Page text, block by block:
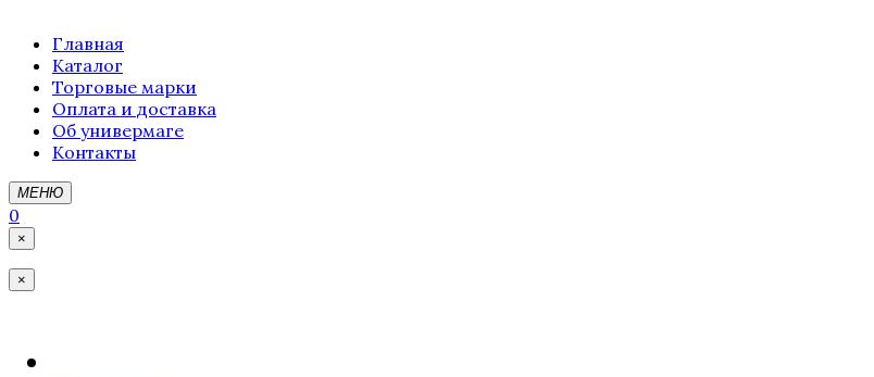
Главная
Каталог
Торговые марки
Оплата и доставка
Об универмаге
Контакты
МЕНЮ
0
×
×